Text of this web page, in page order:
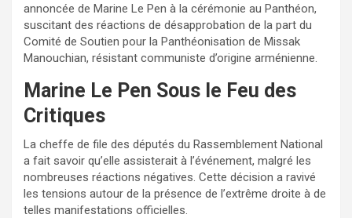
annoncée de Marine Le Pen à la cérémonie au Panthéon,
suscitant des réactions de désapprobation de la part du
Comité de Soutien pour la Panthéonisation de Missak
Manouchian, résistant communiste d’origine arménienne.
Marine Le Pen Sous le Feu des
Critiques
La cheffe de file des députés du Rassemblement National
a fait savoir qu’elle assisterait à l’événement, malgré les
nombreuses réactions négatives. Cette décision a ravivé
les tensions autour de la présence de l’extrême droite à de
telles manifestations officielles.